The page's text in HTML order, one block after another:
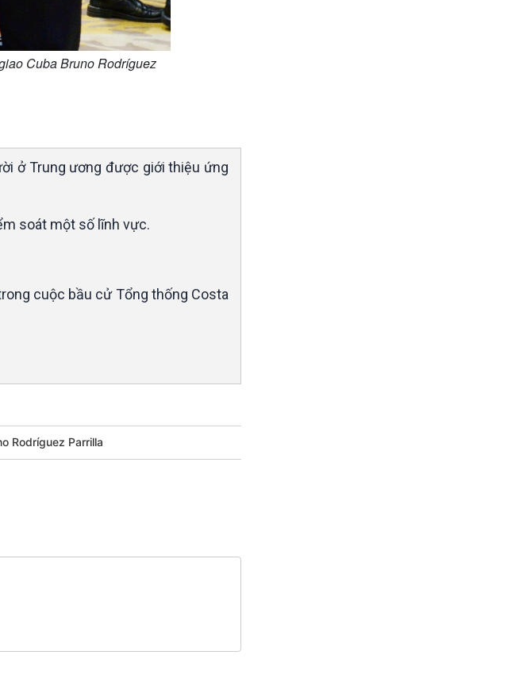
Cuba Bruno Rodríguez
ở Trung ương được giới thiệu ứng
soát một số lĩnh vực.
cuộc bầu cử Tổng thống Costa
Rodríguez Parrilla